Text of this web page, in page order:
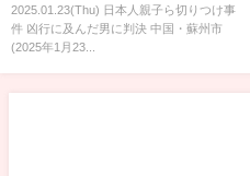
2025.01.23(Thu) 日本人親子ら切りつけ事
件 凶行に及んだ男に判決 中国・蘇州市
(2025年1月23...